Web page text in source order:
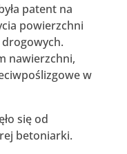
patent na
powierzchni
nawierzchni,
w
się od
betoniarki.